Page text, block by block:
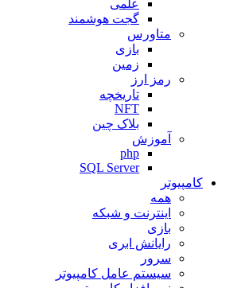
علمی
گجت هوشمند
متاورس
بازی
زمین
رمز ارز
تاریخچه
NFT
بلاک چین
آموزش
php
SQL Server
کامپیوتر
همه
اینترنت و شبکه
بازی
رایانش ابری
سرور
سیستم عامل کامپیوتر